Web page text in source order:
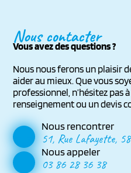
Nous contacter
Vous avez des questions ?
Nous nous ferons un plaisir
aider au mieux. Que vous
professionnel, n’hésitez pas
renseignement ou un devis
Nous rencontrer
51, Rue Lafayette,
Nous appeler
03 86 28 36 38